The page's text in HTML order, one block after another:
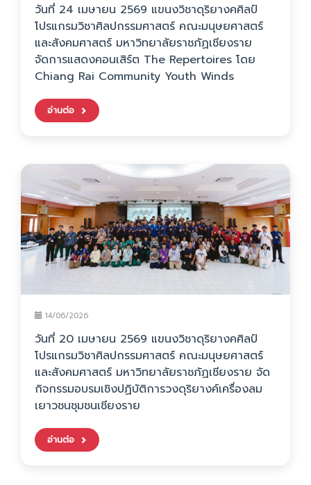
วันที่ 24 เมษายน 2569 แขนงวิชาดุริยางคศิลป์
โปรแกรมวิชาศิลปกรรมศาสตร์ คณะมนุษยศาสตร์
และสังคมศาสตร์ มหาวิทยาลัยราชภัฏเชียงราย
จัดการแสดงคอนเสิร์ต The Repertoires โดย
Chiang Rai Community Youth Winds
อ่านต่อ
14/06/2026
วันที่ 20 เมษายน 2569 แขนงวิชาดุริยางคศิลป์
โปรแกรมวิชาศิลปกรรมศาสตร์ คณะมนุษยศาสตร์
และสังคมศาสตร์ มหาวิทยาลัยราชภัฏเชียงราย จัด
กิจกรรมอบรมเชิงปฏิบัติการวงดุริยางค์เครื่องลม
เยาวชนชุมชนเชียงราย
อ่านต่อ